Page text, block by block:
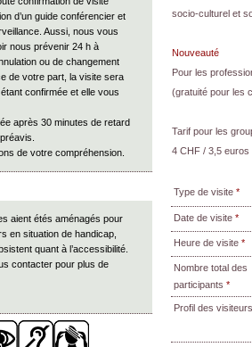
socio-culturel et
Nouveauté
Pour les
(gratuité pour les
Tarif pour les
4 CHF / 3,5
Type de visite *
Date de visite *
Heure de visite *
Nombre total des
participants *
Profil des
d’un guide conférencier et
Aussi, nous vous
nous prévenir 24 h à
ou de changement
de votre part, la visite sera
confirmée et elle vous
après 30 minutes de retard
de votre compréhension.
aient étés aménagés pour
en situation de handicap,
quant à l’accessibilité.
contacter pour plus de